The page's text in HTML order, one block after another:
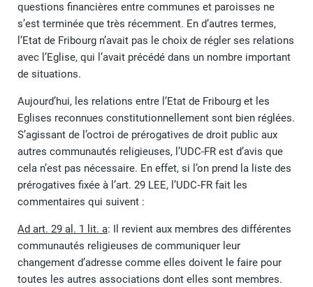
questions financières entre communes et paroisses ne
s’est terminée que très récemment. En d’autres termes,
l’Etat de Fribourg n’avait pas le choix de régler ses relations
avec l’Eglise, qui l’avait précédé dans un nombre important
de situations.
Aujourd’hui, les relations entre l’Etat de Fribourg et les
Eglises reconnues constitutionnellement sont bien réglées.
S’agissant de l’octroi de prérogatives de droit public aux
autres communautés religieuses, l’UDC-FR est d’avis que
cela n’est pas nécessaire. En effet, si l’on prend la liste des
prérogatives fixée à l’art. 29 LEE, l’UDC‑FR fait les
commentaires qui suivent :
Ad art. 29 al. 1 lit. a: Il revient aux membres des différentes
communautés religieuses de communiquer leur
changement d’adresse comme elles doivent le faire pour
toutes les autres associations dont elles sont membres.